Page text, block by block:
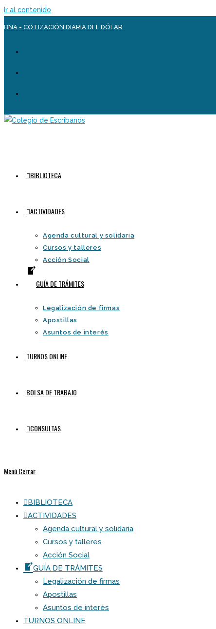
Ir al contenido
BNA - COTIZACIÓN DIARIA DEL DÓLAR
BIBLIOTECA
ACTIVIDADES
Agenda cultural y solidaria
Cursos y talleres
Acción Social
GUÍA DE TRÁMITES
Legalización de firmas
Apostillas
Asuntos de interés
TURNOS ONLINE
BOLSA DE TRABAJO
CONSULTAS
MenúCerrar
BIBLIOTECA
ACTIVIDADES
Agenda cultural y solidaria
Cursos y talleres
Acción Social
GUÍA DE TRÁMITES
Legalización de firmas
Apostillas
Asuntos de interés
TURNOS ONLINE